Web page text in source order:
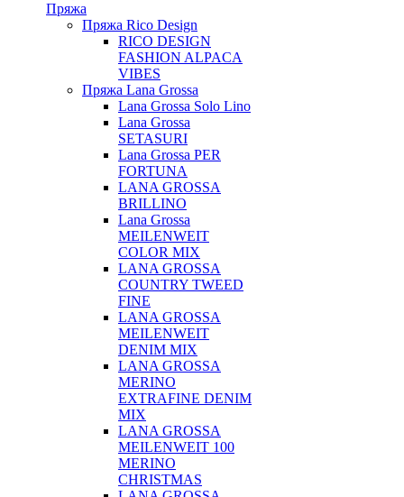
Пряжа
Пряжа Rico Design
RICO DESIGN
FASHION ALPACA
VIBES
Пряжа Lana Grossa
Lana Grossa Solo Lino
Lana Grossa
SETASURI
Lana Grossa PER
FORTUNA
LANA GROSSA
BRILLINO
Lana Grossa
MEILENWEIT
COLOR MIX
LANA GROSSA
COUNTRY TWEED
FINE
LANA GROSSA
MEILENWEIT
DENIM MIX
LANA GROSSA
MERINO
EXTRAFINE DENIM
MIX
LANA GROSSA
MEILENWEIT 100
MERINO
CHRISTMAS